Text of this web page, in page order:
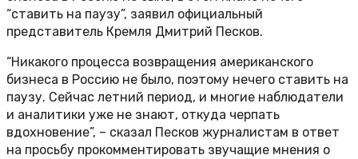
“ставить на паузу”, заявил официальный
представитель Кремля Дмитрий Песков.
“Никакого процесса возвращения американского
бизнеса в Россию не было, поэтому нечего ставить на
паузу. Сейчас летний период, и многие наблюдатели
и аналитики уже не знают, откуда черпать
вдохновение”, – сказал Песков журналистам в ответ
на просьбу прокомментировать звучащие мнения о